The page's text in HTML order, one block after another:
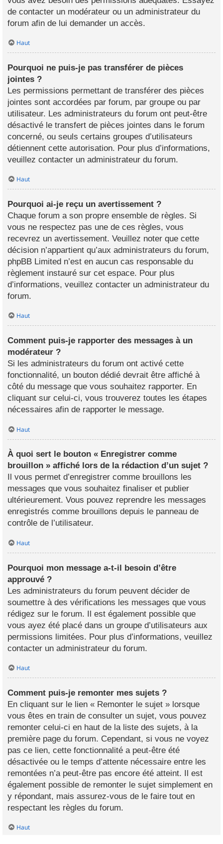
de contacter un modérateur ou un administrateur du
forum afin de lui demander un accès.
Haut
Pourquoi ne puis-je pas transférer de pièces
jointes ?
Les permissions permettant de transférer des pièces
jointes sont accordées par forum, par groupe ou par
utilisateur. Les administrateurs du forum ont peut-être
désactivé le transfert de pièces jointes dans le forum
concerné, ou seuls certains groupes d’utilisateurs
détiennent cette autorisation. Pour plus d’informations,
veuillez contacter un administrateur du forum.
Haut
Pourquoi ai-je reçu un avertissement ?
Chaque forum a son propre ensemble de règles. Si
vous ne respectez pas une de ces règles, vous
recevrez un avertissement. Veuillez noter que cette
décision n’appartient qu’aux administrateurs du forum,
phpBB Limited n’est en aucun cas responsable du
règlement instauré sur cet espace. Pour plus
d’informations, veuillez contacter un administrateur du
forum.
Haut
Comment puis-je rapporter des messages à un
modérateur ?
Si les administrateurs du forum ont activé cette
fonctionnalité, un bouton dédié devrait être affiché à
côté du message que vous souhaitez rapporter. En
cliquant sur celui-ci, vous trouverez toutes les étapes
nécessaires afin de rapporter le message.
Haut
À quoi sert le bouton « Enregistrer comme
brouillon » affiché lors de la rédaction d’un sujet ?
Il vous permet d’enregistrer comme brouillons les
messages que vous souhaitez finaliser et publier
ultérieurement. Vous pouvez reprendre les messages
enregistrés comme brouillons depuis le panneau de
contrôle de l’utilisateur.
Haut
Pourquoi mon message a-t-il besoin d’être
approuvé ?
Les administrateurs du forum peuvent décider de
soumettre à des vérifications les messages que vous
rédigez sur le forum. Il est également possible que
vous ayez été placé dans un groupe d’utilisateurs aux
permissions limitées. Pour plus d’informations, veuillez
contacter un administrateur du forum.
Haut
Comment puis-je remonter mes sujets ?
En cliquant sur le lien « Remonter le sujet » lorsque
vous êtes en train de consulter un sujet, vous pouvez
remonter celui-ci en haut de la liste des sujets, à la
première page du forum. Cependant, si vous ne voyez
pas ce lien, cette fonctionnalité a peut-être été
désactivée ou le temps d’attente nécessaire entre les
remontées n’a peut-être pas encore été atteint. Il est
également possible de remonter le sujet simplement en
y répondant, mais assurez-vous de le faire tout en
respectant les règles du forum.
Haut